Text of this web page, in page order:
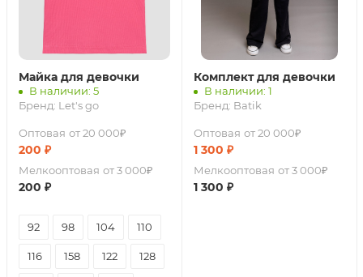
Майка для девочки
В наличии: 5
Бренд: Let's go
Оптовая от 20 000₽
200 ₽
Мелкооптовая от 3 000₽
200 ₽
92 98 104 110
116 158 122 128
Комплект для девочки
В наличии: 1
Бренд: Batik
Оптовая от 20 000₽
1 300 ₽
Мелкооптовая от 3 000₽
1 300 ₽